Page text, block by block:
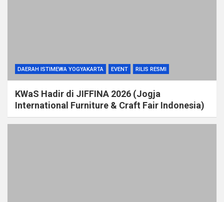
DAERAH ISTIMEWA YOGYAKARTA EVENT RILIS RESMI
KWaS Hadir di JIFFINA 2026 (Jogja
International Furniture & Craft Fair Indonesia)